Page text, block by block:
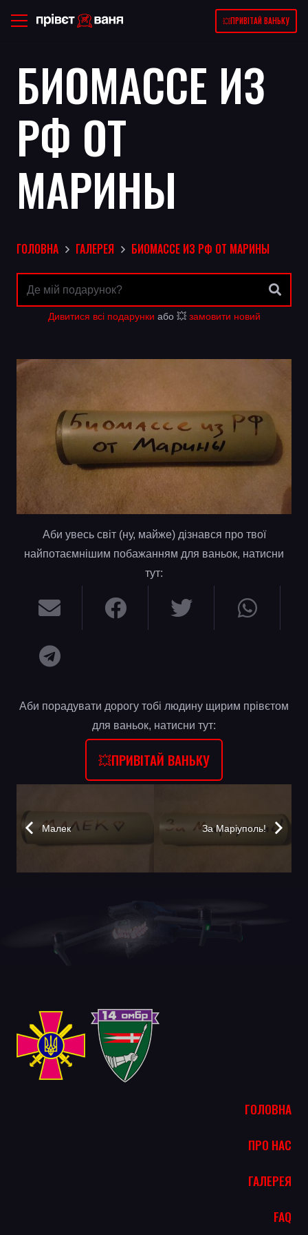
💥ПРИВІТАЙ ВАНЬКУ
БИОМАССЕ ИЗ
РФ ОТ
МАРИНЫ
ГОЛОВНА ГАЛЕРЕЯ БИОМАССЕ ИЗ РФ ОТ МАРИНЫ
Дивитися всі подарунки або 💥замовити новий
Аби увесь світ (ну, майже) дізнався про твої
найпотаємнішим побажанням для ваньок, натисни
тут:
Аби порадувати дорогу тобі людину щирим прівєтом
для ваньок, натисни тут:
💥ПРИВІТАЙ ВАНЬКУ
Малек За Маріуполь!
ГОЛОВНА
ПРО НАС
ГАЛЕРЕЯ
FAQ